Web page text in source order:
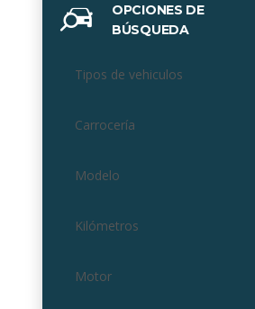
OPCIONES DE
BÚSQUEDA
Tipos de vehiculos
Carrocería
Modelo
Kilómetros
Motor